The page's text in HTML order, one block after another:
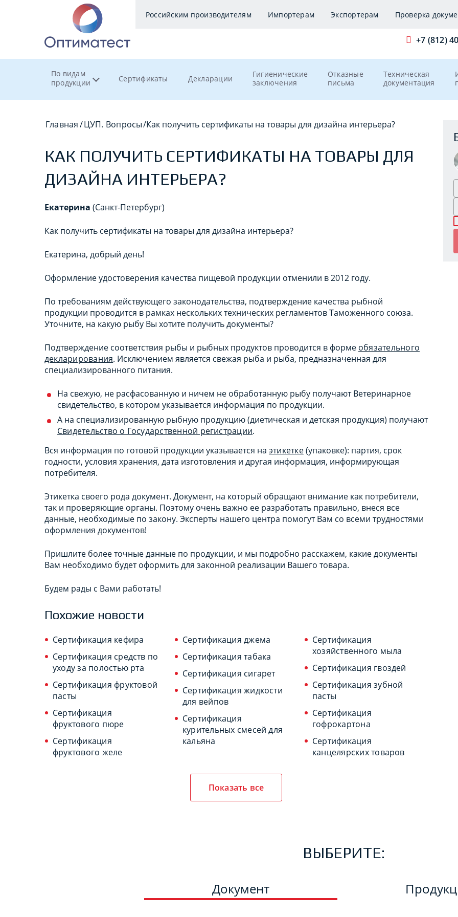
Российским производителям Импортерам Экспортерам Проверка
+7 (812)
По видам
продукции
Сертификаты Декларации
Гигиенические
заключения
Отказные
письма
Техническая
документация
Главная/ЦУП. Вопросы/Как получить сертификаты на товары для дизайна интерьера?
КАК ПОЛУЧИТЬ СЕРТИФИКАТЫ НА ТОВАРЫ ДЛЯ
ДИЗАЙНА ИНТЕРЬЕРА?
Екатерина (Санкт-Петербург)
Как получить сертификаты на товары для дизайна интерьера?
Екатерина, добрый день!
Оформление удостоверения качества пищевой продукции отменили в 2012 году.
По требованиям действующего законодательства, подтверждение качества рыбной
продукции проводится в рамках нескольких технических регламентов Таможенного союза.
Уточните, на какую рыбу Вы хотите получить документы?
Подтверждение соответствия рыбы и рыбных продуктов проводится в форме обязательного
декларирования. Исключением является свежая рыба и рыба, предназначенная для
специализированного питания.
На свежую, не расфасованную и ничем не обработанную рыбу получают Ветеринарное
свидетельство, в котором указывается информация по продукции.
А на специализированную рыбную продукцию (диетическая и детская продукция) получают
Свидетельство о Государственной регистрации.
Вся информация по готовой продукции указывается на этикетке(упаковке): партия, срок
годности, условия хранения, дата изготовления и другая информация, информирующая
потребителя.
Этикетка своего рода документ. Документ, на который обращают внимание как потребители,
так и проверяющие органы. Поэтому очень важно ее разработать правильно, внеся все
данные, необходимые по закону. Эксперты нашего центра помогут Вам со всеми трудностями
оформления документов!
Пришлите более точные данные по продукции, и мы подробно расскажем, какие документы
Вам необходимо будет оформить для законной реализации Вашего товара.
Будем рады с Вами работать!
Похожие новости
Сертификация кефира
Сертификация средств по
уходу за полостью рта
Сертификация фруктовой
пасты
Сертификация
фруктового пюре
Сертификация
фруктового желе
Сертификация джема
Сертификация табака
Сертификация сигарет
Сертификация жидкости
для вейпов
Сертификация
курительных смесей для
кальяна
Сертификация
хозяйственного мыла
Сертификация гвоздей
Сертификация зубной
пасты
Сертификация
гофрокартона
Сертификация
канцелярских товаров
Показать все
ВЫБЕРИТЕ:
Документ